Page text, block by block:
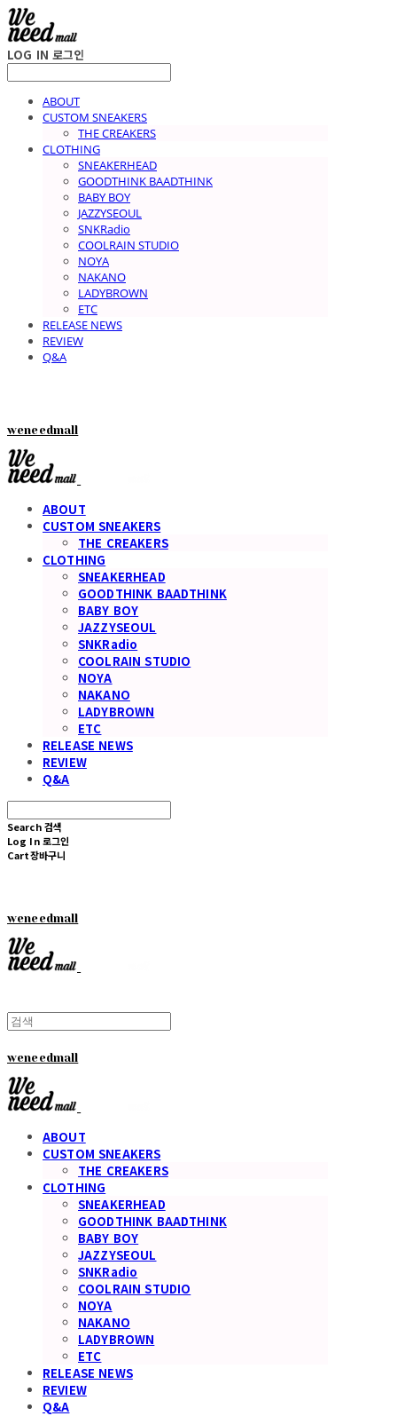
LOG IN 로그인
ABOUT
CUSTOM SNEAKERS
THE CREAKERS
CLOTHING
SNEAKERHEAD
GOODTHINK BAADTHINK
BABY BOY
JAZZYSEOUL
SNKRadio
COOLRAIN STUDIO
NOYA
NAKANO
LADYBROWN
ETC
RELEASE NEWS
REVIEW
Q&A
weneedmall
ABOUT
CUSTOM SNEAKERS
THE CREAKERS
CLOTHING
SNEAKERHEAD
GOODTHINK BAADTHINK
BABY BOY
JAZZYSEOUL
SNKRadio
COOLRAIN STUDIO
NOYA
NAKANO
LADYBROWN
ETC
RELEASE NEWS
REVIEW
Q&A
Search 검색
Log In 로그인
Cart장바구니
weneedmall
weneedmall
ABOUT
CUSTOM SNEAKERS
THE CREAKERS
CLOTHING
SNEAKERHEAD
GOODTHINK BAADTHINK
BABY BOY
JAZZYSEOUL
SNKRadio
COOLRAIN STUDIO
NOYA
NAKANO
LADYBROWN
ETC
RELEASE NEWS
REVIEW
Q&A